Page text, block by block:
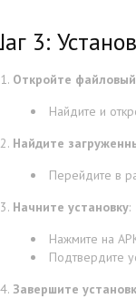
3:
Откройте
Найдите и
Найдите
Перейдите в
Начните установку:
Нажмите на
Подтвердите
Завершите